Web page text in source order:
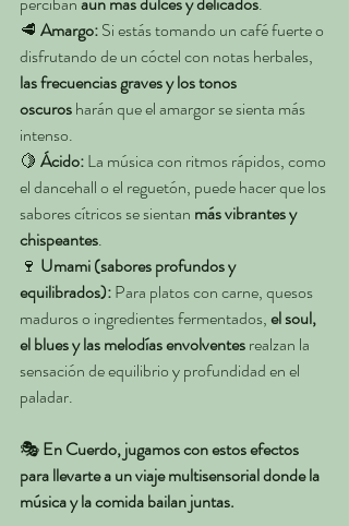
🥩 Amargo: Si estás tomando un café fuerte o
disfrutando de un cóctel con notas herbales,
las frecuencias graves y los tonos
oscuros harán que el amargor se sienta más
intenso.
🍋 Ácido: La música con ritmos rápidos, como
el dancehall o el reguetón, puede hacer que los
sabores cítricos se sientan más vibrantes y
chispeantes.
🍷 Umami (sabores profundos y
equilibrados): Para platos con carne, quesos
maduros o ingredientes fermentados, el soul,
el blues y las melodías envolventes realzan la
sensación de equilibrio y profundidad en el
paladar.
🎭 En Cuerdo, jugamos con estos efectos
para llevarte a un viaje multisensorial donde la
música y la comida bailan juntas.